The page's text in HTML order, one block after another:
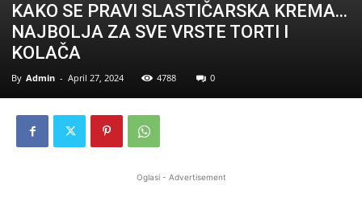
KAKO SE PRAVI SLASTIČARSKA KREMA…
NAJBOLJA ZA SVE VRSTE TORTI I
KOLAČA
By Admin - April 27, 2024 4788 0
Oglasi - Advertisement